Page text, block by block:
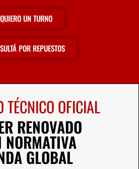
QUIERO UN TURNO
POR REPUESTOS
TÉCNICO OFICIAL
RENOVADO
NORMATIVA
GLOBAL